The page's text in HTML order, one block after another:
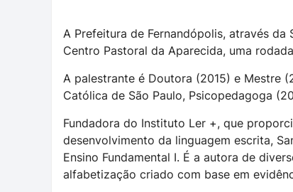
A Prefeitura de Fernandópolis, através
Centro Pastoral da Aparecida, uma
A palestrante é Doutora (2015) e Mestre
Católica de São Paulo, Psicopedagoga
Fundadora do Instituto Ler +, que
desenvolvimento da linguagem escrita,
Ensino Fundamental I. É a autora de
alfabetização criado com base em